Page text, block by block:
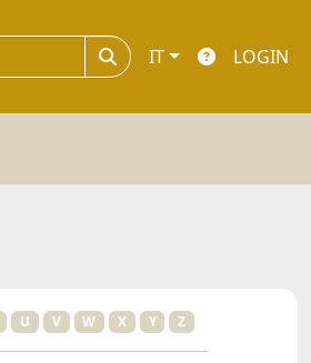
IT LOGIN
U V W X Y Z